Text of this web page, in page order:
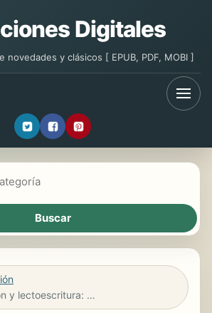
Digitales
novedades y clásicos [ EPUB, PDF, MOBI ]
Comunicación y lectoescritura: nuevos paradigmas